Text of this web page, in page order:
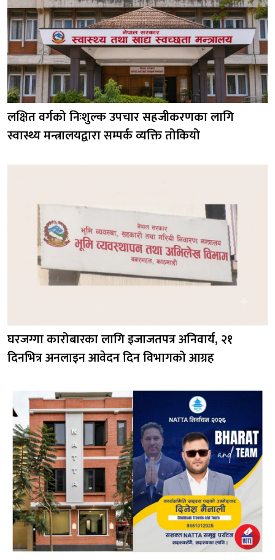
लक्षित वर्गको निःशुल्क उपचार सहजीकरणका लागि
स्वास्थ्य मन्त्रालयद्वारा सम्पर्क व्यक्ति तोकियो
घरजग्गा कारोबारका लागि इजाजतपत्र अनिवार्य, २१
दिनभित्र अनलाइन आवेदन दिन विभागको आग्रह